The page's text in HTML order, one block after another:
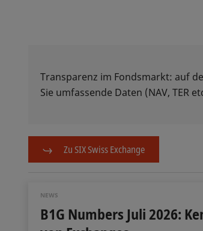
Transparenz im Fondsmarkt: auf
Sie umfassende Daten (NAV, TER
Zu SIX Swiss Exchange
NEWS
B1G Numbers Juli 2026: